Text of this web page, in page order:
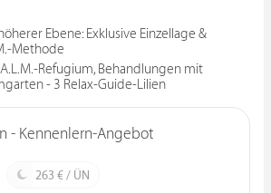
Ebene: Exklusive Einzellage &
Methode
Refugium, Behandlungen mit
- 3 Relax-Guide-Lilien
- Kennenlern-Angebot
263 € / ÜN